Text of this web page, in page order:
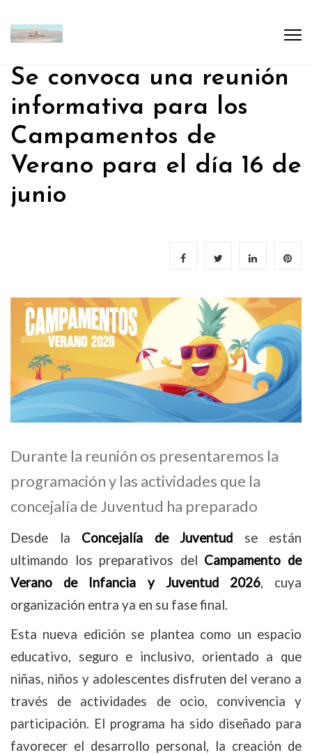
Se convoca una reunión
informativa para los
Campamentos de
Verano para el día 16 de
junio
Durante la reunión os presentaremos la
programación y las actividades que la
concejalía de Juventud ha preparado
Desde la Concejalía de Juventud se están
ultimando los preparativos del Campamento de
Verano de Infancia y Juventud 2026, cuya
organización entra ya en su fase final.
Esta nueva edición se plantea como un espacio
educativo, seguro e inclusivo, orientado a que
niñas, niños y adolescentes disfruten del verano a
través de actividades de ocio, convivencia y
participación. El programa ha sido diseñado para
favorecer el desarrollo personal, la creación de